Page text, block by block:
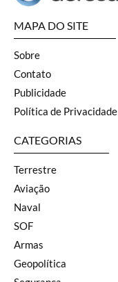
MAPA DO SITE
Sobre
Contato
Publicidade
Política de Privacidade
CATEGORIAS
Terrestre
Aviação
Naval
SOF
Armas
Geopolítica